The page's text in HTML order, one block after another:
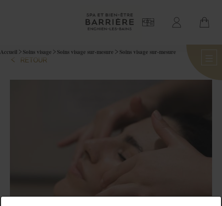
Accueil Soins visage Soins visage sur-mesure Soins visage sur-mesure
RETOUR